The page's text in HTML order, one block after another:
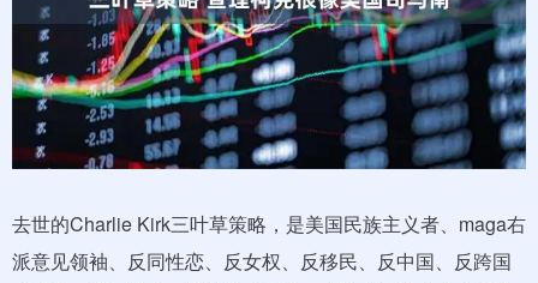
去世的Charlie Kirk三叶草策略，是美国民族主义者、maga右
派意见领袖、反同性恋、反女权、反移民、反中国、反跨国